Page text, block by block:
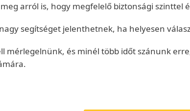
arról is, hogy megfelelő biztonsági szinttel
segítséget jelenthetnek, ha helyesen
mérlegelnünk, és minél több időt szánunk